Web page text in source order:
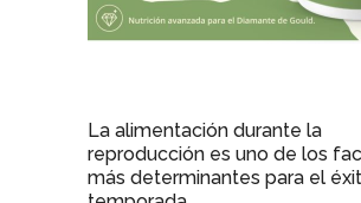
La alimentación durante la
reproducción es uno de los
más determinantes para el